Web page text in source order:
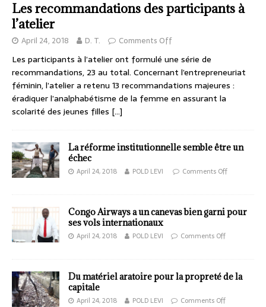
Les recommandations des participants à
l’atelier
April 24, 2018 D. T. Comments Off
Les participants à l’atelier ont formulé une série de
recommandations, 23 au total. Concernant l’entrepreneuriat
féminin, l’atelier a retenu 13 recommandations majeures :
éradiquer l’analphabétisme de la femme en assurant la
scolarité des jeunes filles […]
La réforme institutionnelle semble être un
échec
April 24, 2018 POLD LEVI Comments Off
Congo Airways a un canevas bien garni pour
ses vols internationaux
April 24, 2018 POLD LEVI Comments Off
Du matériel aratoire pour la propreté de la
capitale
April 24, 2018 POLD LEVI Comments Off